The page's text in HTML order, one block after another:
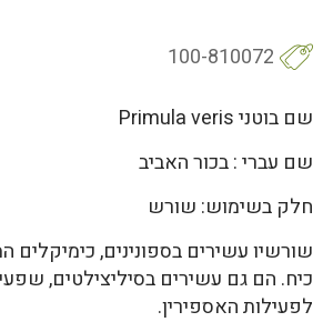
100-810072
שם בוטני Primula veris
שם עברי : בכור האביב
חלק בשימוש: שורש
שורשיו עשירים בספונינים,
כיח. הם גם עשירים בסיליצילטים,
לפעילות האספירין.